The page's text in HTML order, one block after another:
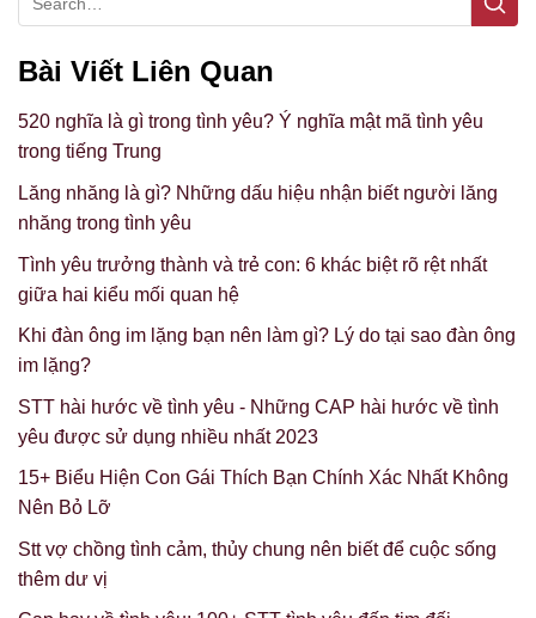
Bài Viết Liên Quan
520 nghĩa là gì trong tình yêu? Ý nghĩa mật mã tình yêu
trong tiếng Trung
Lăng nhăng là gì? Những dấu hiệu nhận biết người lăng
nhăng trong tình yêu
Tình yêu trưởng thành và trẻ con: 6 khác biệt rõ rệt nhất
giữa hai kiểu mối quan hệ
Khi đàn ông im lặng bạn nên làm gì? Lý do tại sao đàn ông
im lặng?
STT hài hước về tình yêu - Những CAP hài hước về tình
yêu được sử dụng nhiều nhất 2023
15+ Biểu Hiện Con Gái Thích Bạn Chính Xác Nhất Không
Nên Bỏ Lỡ
Stt vợ chồng tình cảm, thủy chung nên biết để cuộc sống
thêm dư vị